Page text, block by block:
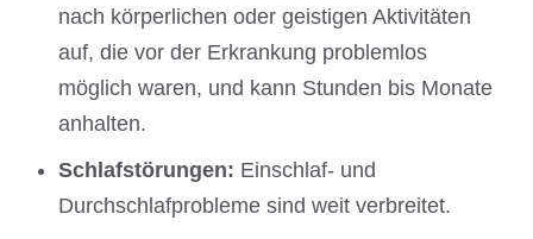
nach körperlichen oder geistigen Aktivitäten
auf, die vor der Erkrankung problemlos
möglich waren, und kann Stunden bis Monate
anhalten.
Schlafstörungen: Einschlaf- und
Durchschlafprobleme sind weit verbreitet.